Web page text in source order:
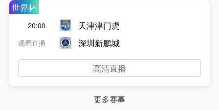
世界杯
20:00
观看直播
天津津门虎
深圳新鹏城
高清直播
更多赛事